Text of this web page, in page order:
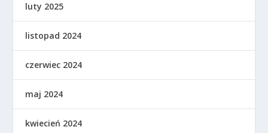
luty 2025
listopad 2024
czerwiec 2024
maj 2024
kwiecień 2024